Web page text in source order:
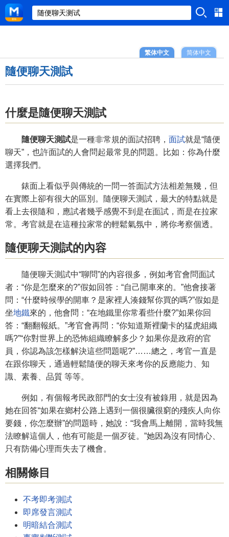
简体中文
繁体中文
隨便聊天測試
什麼是隨便聊天測試
隨便聊天測試是一種非常規的面試招聘， 面試就是“隨便
聊天”，也許面試的人會問起最常見的問題。比如：你為什麼
選擇我們。
錶面上看似乎與傳統的一問一答面試方法相差無幾，但
在實際上卻有很大的區別。隨便聊天測試，最大的特點就是
看上去很隨和，應試者幾乎感覺不到是在面試，而是在拉家
常。考官就是在這種拉家常的輕鬆氣氛中，將你考察個透。
隨便聊天測試的內容
隨便聊天測試中“聊問”的內容很多，例如考官會問面試
者：“你是怎麼來的?”假如回答：“自己開車來的。”他會接著
問：“什麼時候學的開車？是家裡人湊錢幫你買的嗎?”假如是
坐地鐵來的，他會問：“在地鐵里你常看些什麼?”如果你回
答：“翻翻報紙。”考官會再問：“你知道斯裡蘭卡的猛虎組織
嗎?”“你對世界上的恐怖組織瞭解多少？如果你是政府的官
員，你認為該怎樣解決這些問題呢?”……總之，考官一直是
在跟你聊天，通過輕鬆隨便的聊天來考你的反應能力、知
識、素養、品質 等等。
例如，有個報考民政部門的女士沒有被錄用，就是因為
她在回答“如果在鄉村公路上遇到一個很臟很窮的殘疾人向你
要錢，你怎麼辦”的問題時，她說：“我會馬上離開，當時我無
法瞭解這個人，他有可能是一個歹徒。”她因為沒有同情心、
只有防備心理而失去了機會。
相關條目
不考即考測試
即席發言測試
明暗結合測試